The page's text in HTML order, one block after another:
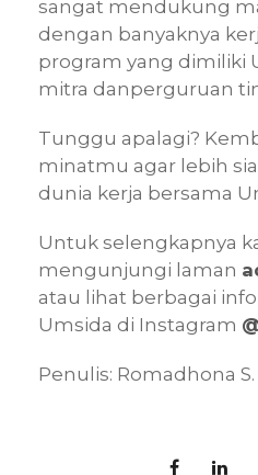
sangat mendukung
dengan banyaknya
program yang dimiliki
mitra danperguruan
Tunggu apalagi?
minatmu agar lebih
dunia kerja bersama
Untuk selengkapnya
mengunjungi laman
atau lihat berbagai
Umsida di Instagram
Penulis: Romadhona S.